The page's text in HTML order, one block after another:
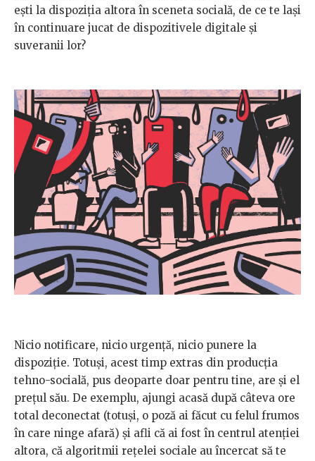
ești la dispoziția altora în sceneta socială, de ce te lași
în continuare jucat de dispozitivele digitale și
suveranii lor?
Nicio notificare, nicio urgență, nicio punere la
dispoziție. Totuși, acest timp extras din producția
tehno-socială, pus deoparte doar pentru tine, are și el
prețul său. De exemplu, ajungi acasă după câteva ore
total deconectat (totuși, o poză ai făcut cu felul frumos
în care ninge afară) și afli că ai fost în centrul atenției
altora, că algoritmii rețelei sociale au încercat să te